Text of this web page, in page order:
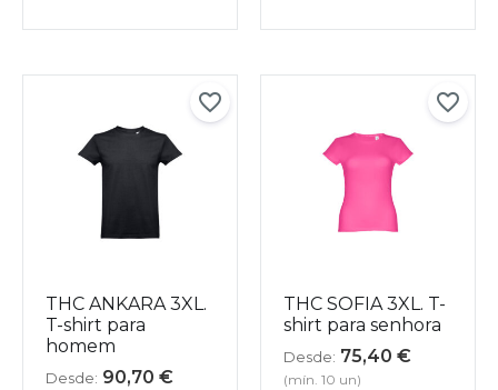
THC ANKARA 3XL.
T-shirt para
homem
Desde: 90,70 €
THC SOFIA 3XL. T-
shirt para senhora
Desde: 75,40 €
(mín. 10 un)